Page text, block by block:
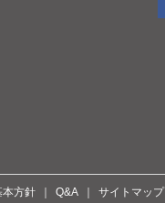
本方針 Q&A サイトマップ